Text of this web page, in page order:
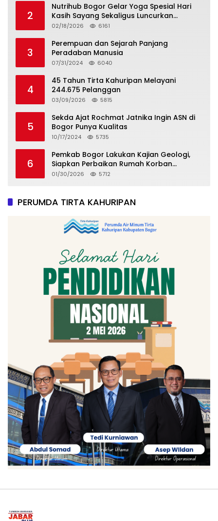
2
Nutrihub Bogor Gelar Yoga Spesial Hari
Kasih Sayang Sekaligus Luncurkan
Tropicana Slim Beras Porang Golden Ube
02/18/2026 6161
3
Perempuan dan Sejarah Panjang
Peradaban Manusia
07/31/2024 6040
4
45 Tahun Tirta Kahuripan Melayani
244.675 Pelanggan
03/09/2026 5815
5
Sekda Ajat Rochmat Jatnika Ingin ASN di
Bogor Punya Kualitas
10/17/2024 5735
6
Pemkab Bogor Lakukan Kajian Geologi,
Siapkan Perbaikan Rumah Korban
Pergeseran Tanah
01/30/2026 5712
PERUMDA TIRTA KAHURIPAN